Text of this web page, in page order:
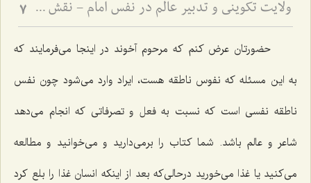
ولایت تکوینی و تدبیر عالم در نفس امام - نقش واسطه‌های ملکوتی در مدیریت جهان و اختیار انسان 7
حضورتان عرض كنم كه مرحوم آخوند در اینجا مى‌فرمایند كه
به این مسئله که نفوس ناطقه هست، ایراد وارد مى‌شود چون نفس
ناطقه نفسى است كه نسبت به فعل و تصرفاتى كه انجام مى‌دهد
شاعر و عالم باشد. شما كتاب را برمى‌دارید و مى‌خوانید و مطالعه
می‌کنید یا غذا مى‌خورید درحالى‌كه بعد از اینكه انسان غذا را بلع كرد